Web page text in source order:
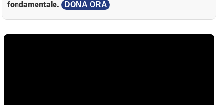
fondamentale.
DONA ORA